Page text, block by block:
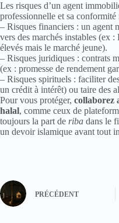
Les risques d’un agent
professionnelle et sa conformité
– Risques financiers : un agent
vers des marchés instables (ex
élevés mais le marché jeune).
– Risques juridiques : contrats
(ex : promesse de rendement
– Risques spirituels : faciliter
un crédit à intérêt) ou taire des
Pour vous protéger, collaborez
halal, comme ceux de
toujours la part de riba dans le
un devoir islamique avant tout
PRÉCÉDENT